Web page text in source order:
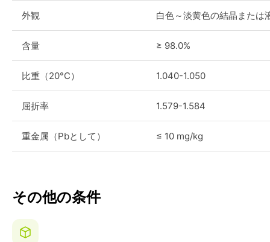
外観 白色～淡黄色の結晶または
含量 ≥ 98.0%
比重（20°C） 1.040-1.050
屈折率 1.579-1.584
重金属（Pbとして） ≤ 10 mg/kg
その他の条件